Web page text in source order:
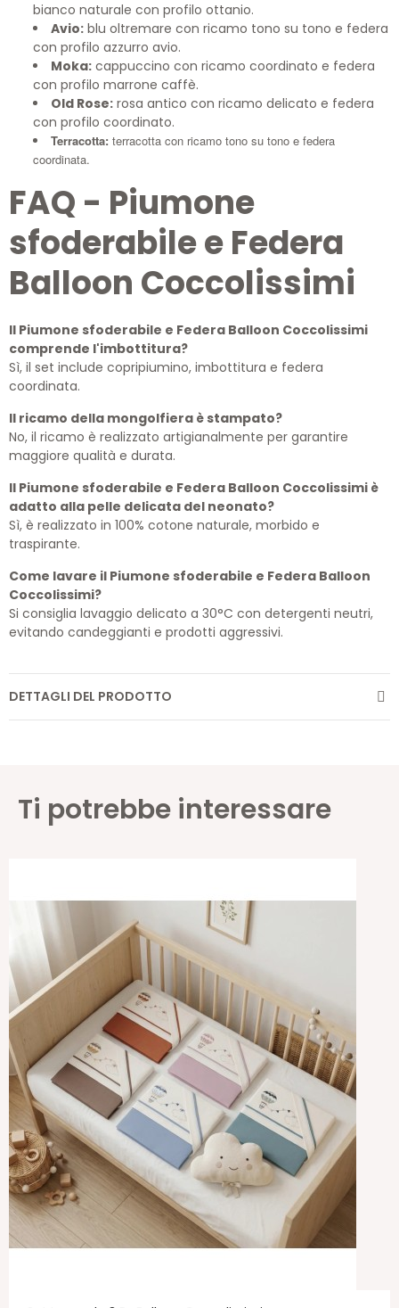
bianco naturale con profilo ottanio.
Avio: blu oltremare con ricamo tono su tono e federa
con profilo azzurro avio.
Moka: cappuccino con ricamo coordinato e federa
con profilo marrone caffè.
Old Rose: rosa antico con ricamo delicato e federa
con profilo coordinato.
Terracotta: terracotta con ricamo tono su tono e federa
coordinata.
FAQ - Piumone
sfoderabile e Federa
Balloon Coccolissimi
Il Piumone sfoderabile e Federa Balloon Coccolissimi
comprende l'imbottitura?
Sì, il set include copripiumino, imbottitura e federa
coordinata.
Il ricamo della mongolfiera è stampato?
No, il ricamo è realizzato artigianalmente per garantire
maggiore qualità e durata.
Il Piumone sfoderabile e Federa Balloon Coccolissimi è
adatto alla pelle delicata del neonato?
Sì, è realizzato in 100% cotone naturale, morbido e
traspirante.
Come lavare il Piumone sfoderabile e Federa Balloon
Coccolissimi?
Si consiglia lavaggio delicato a 30°C con detergenti neutri,
evitando candeggianti e prodotti aggressivi.
DETTAGLI DEL PRODOTTO
Ti potrebbe interessare